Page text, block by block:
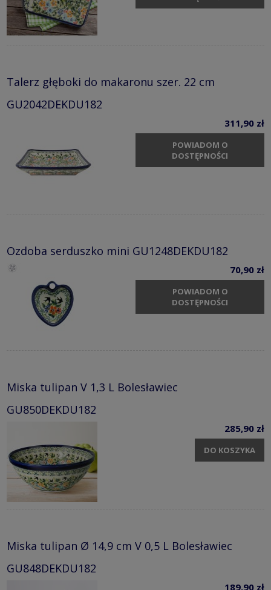
Talerz głęboki do makaronu szer. 22 cm
GU2042DEKDU182
311,90 zł
POWIADOM O
DOSTĘPNOŚCI
Ozdoba serduszko mini GU1248DEKDU182
70,90 zł
POWIADOM O
DOSTĘPNOŚCI
Miska tulipan V 1,3 L Bolesławiec
GU850DEKDU182
285,90 zł
DO KOSZYKA
Miska tulipan Ø 14,9 cm V 0,5 L Bolesławiec
GU848DEKDU182
189,90 zł